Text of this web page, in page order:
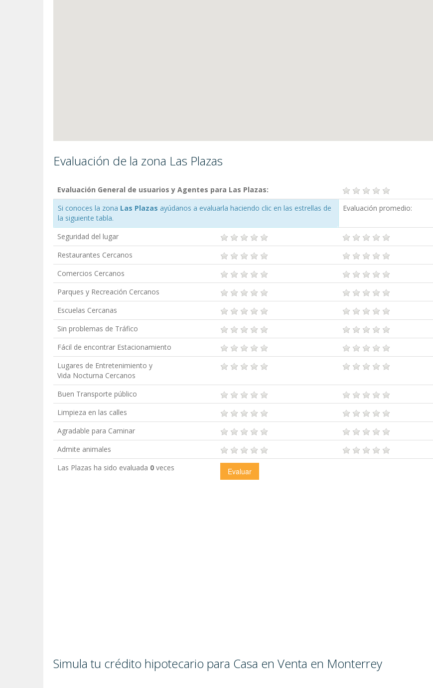
Evaluación de la zona Las Plazas
Evaluación General de usuarios y Agentes para Las Plazas:
Si conoces la zona Las Plazas ayúdanos a evaluarla haciendo clic en las estrellas de
la siguiente tabla.
Evaluación promedio:
Seguridad del lugar
Restaurantes Cercanos
Comercios Cercanos
Parques y Recreación Cercanos
Escuelas Cercanas
Sin problemas de Tráfico
Fácil de encontrar Estacionamiento
Lugares de Entretenimiento y
Vida Nocturna Cercanos
Buen Transporte público
Limpieza en las calles
Agradable para Caminar
Admite animales
Las Plazas ha sido evaluada 0 veces
Simula tu crédito hipotecario para Casa en Venta en Monterrey